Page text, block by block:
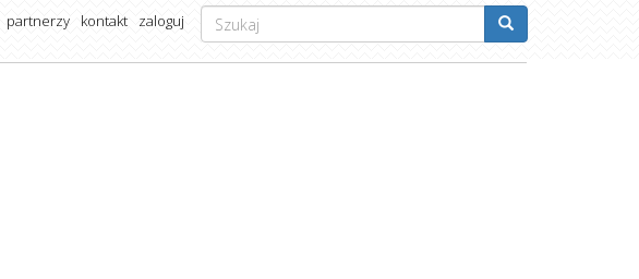
Formularz
wyszukiwania
Szukaj
partnerzy kontakt zaloguj